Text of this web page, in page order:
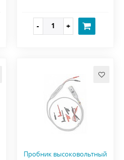
Пробник высоковольтный